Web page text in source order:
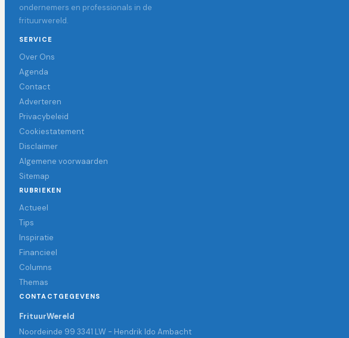
ondernemers en professionals in de
frituurwereld.
SERVICE
Over Ons
Agenda
Contact
Adverteren
Privacybeleid
Cookiestatement
Disclaimer
Algemene voorwaarden
Sitemap
RUBRIEKEN
Actueel
Tips
Inspiratie
Financieel
Columns
Themas
CONTACTGEGEVENS
FrituurWereld
Noordeinde 99 3341 LW - Hendrik Ido Ambacht